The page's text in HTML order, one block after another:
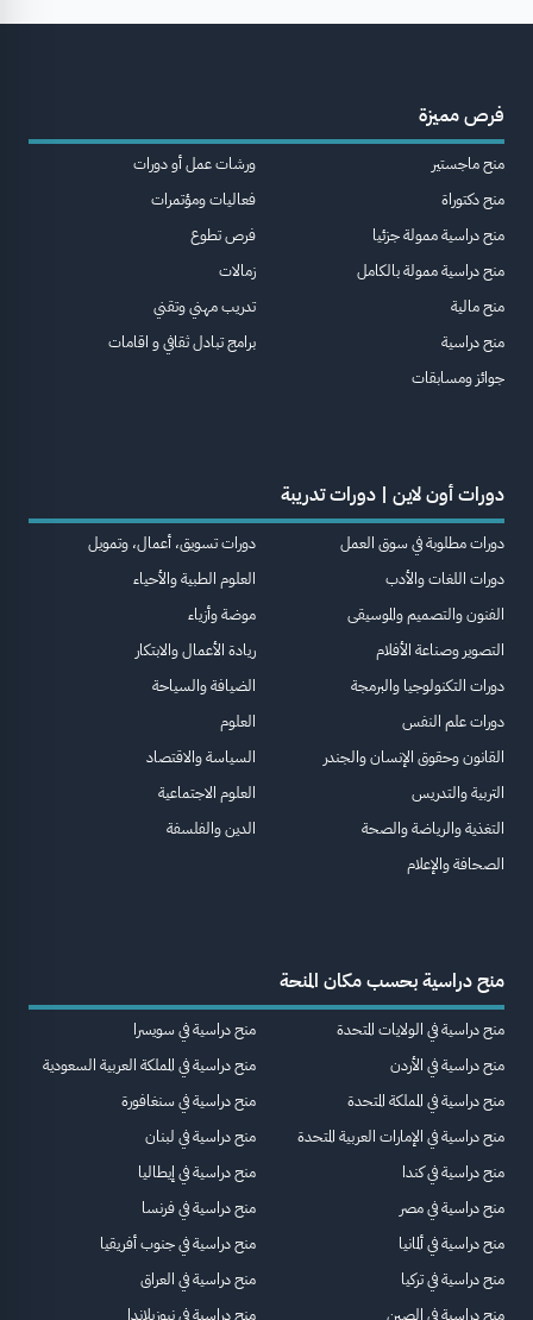
فرص مميزة
منح ماجستير
منح دكتوراة
منح دراسية ممولة جزئيا
منح دراسية ممولة بالكامل
منح مالية
منح دراسية
جوائز ومسابقات
ورشات عمل أو دورات
فعاليات ومؤتمرات
فرص تطوع
زمالات
تدريب مهني وتقني
برامج تبادل ثقافي و اقامات
دورات أون لاين | دورات تدريبة
دورات مطلوبة في سوق العمل
دورات اللغات والأدب
الفنون والتصميم والموسيقى
التصوير وصناعة الأفلام
دورات التكنولوجيا والبرمجة
دورات علم النفس
القانون وحقوق الإنسان والجندر
التربية والتدريس
التغذية والرياضة والصحة
الصحافة والإعلام
دورات تسويق، أعمال، وتمويل
العلوم الطبية والأحياء
موضة وأزياء
ريادة الأعمال والابتكار
الضيافة والسياحة
العلوم
السياسة والاقتصاد
العلوم الاجتماعية
الدين والفلسفة
منح دراسية بحسب مكان المنحة
منح دراسية في الولايات المتحدة
منح دراسية في الأردن
منح دراسية في المملكة المتحدة
منح دراسية في الإمارات العربية المتحدة
منح دراسية في كندا
منح دراسية في مصر
منح دراسية في ألمانيا
منح دراسية في تركيا
منح دراسية في الصين
منح دراسية في سويسرا
منح دراسية في المملكة العربية السعودية
منح دراسية في سنغافورة
منح دراسية في لبنان
منح دراسية في إيطاليا
منح دراسية في فرنسا
منح دراسية في جنوب أفريقيا
منح دراسية في العراق
منح دراسية في نيوزيلاندا